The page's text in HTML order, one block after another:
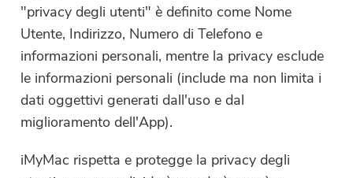
"privacy degli utenti" è definito come Nome
Utente, Indirizzo, Numero di Telefono e
informazioni personali, mentre la privacy esclude
le informazioni personali (include ma non limita i
dati oggettivi generati dall'uso e dal
miglioramento dell'App).
iMyMac rispetta e protegge la privacy degli